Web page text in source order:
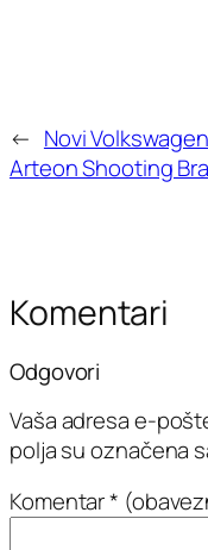
← Novi
Arteon Shooting
Komentari
Odgovori
Vaša adresa e-
polja su označena
Komentar*